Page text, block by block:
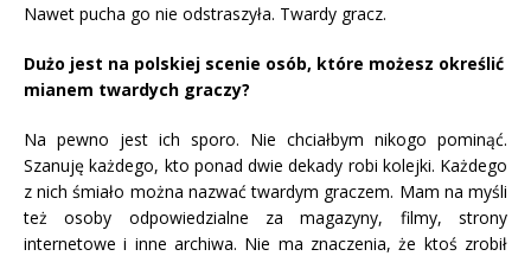
Nawet pucha go nie odstraszyła. Twardy gracz.
Dużo jest na polskiej scenie osób, które możesz określić
mianem twardych graczy?
Na pewno jest ich sporo. Nie chciałbym nikogo pominąć.
Szanuję każdego, kto ponad dwie dekady robi kolejki. Każdego
z nich śmiało można nazwać twardym graczem. Mam na myśli
też osoby odpowiedzialne za magazyny, filmy, strony
internetowe i inne archiwa. Nie ma znaczenia, że ktoś zrobił